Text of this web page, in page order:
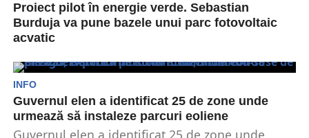
Proiect pilot în energie verde. Sebastian
Burduja va pune bazele unui parc fotovoltaic
acvatic
joi, 26 septembrie cu Mohamed Jameel Al
Ramahi, directorul general...
INFO
Guvernul elen a identificat 25 de zone unde
urmează să instaleze parcuri eoliene
Guvernul elen a identificat 25 de zone unde